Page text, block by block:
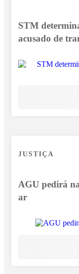
STM
acusado de
JUSTIÇA
AGU pedirá
ar